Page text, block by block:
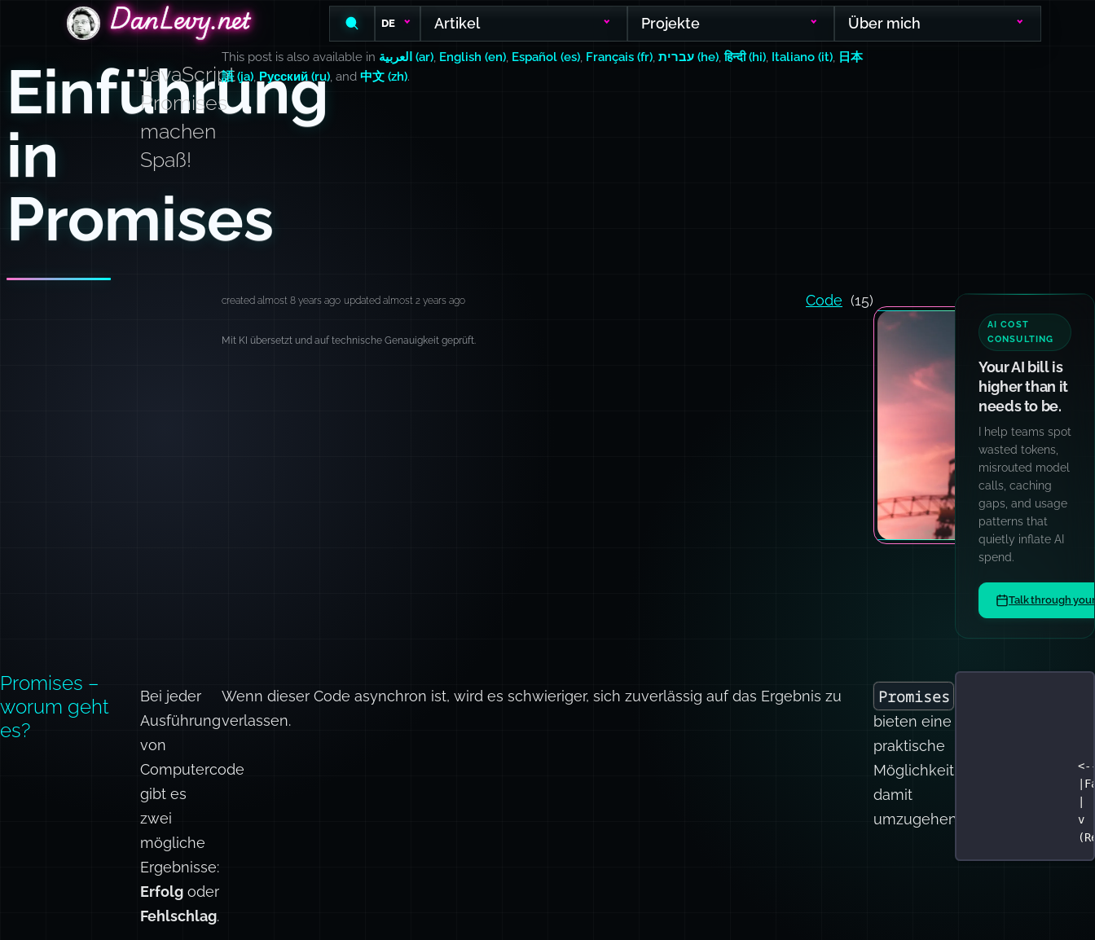
DanLevy.netDanLevy.net
DanLevy.net DE Artikel Projekte Über mich
Einführung
in
Promises
JavaScript
Promises
machen
Spaß!
This post is also available in العربية (ar) English (en) Español (es) Français (fr) עברית (he) ,हिन्दी (hi) Italiano (it)
日本
語 (ja) Русский (ru) , and 中文 (zh).
created almost 8 years ago updated almost 2 years ago Code (15)
Mit KI übersetzt und auf technische Genauigkeit geprüft.
AI COST
CONSULTING
Your AI bill is
higher than it
needs to be.
I help teams spot
wasted tokens,
misrouted model
calls, caching
gaps, and usage
patterns that
quietly inflate AI
spend.
Talk through
Promises –
worum geht
es?
Bei jeder
Ausführung
von
Computercode
gibt es
zwei
mögliche
Ergebnisse:
Erfolg oder
Fehlschlag.
Wenn dieser Code asynchron ist, wird es schwieriger, sich zuverlässig auf das Ergebnis zu
verlassen.
Promises
bieten eine
praktische
Möglichkeit,
damit
umzugehen.
v